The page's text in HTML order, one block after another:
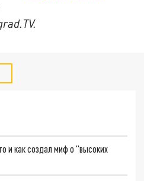
и как создал миф о "высоких